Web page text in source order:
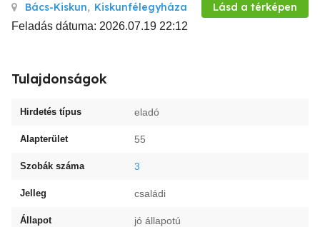
Bács-Kiskun, Kiskunfélegyháza Lásd a térképen
Feladás dátuma: 2026.07.19 22:12
Tulajdonságok
Hirdetés típus eladó
Alapterület 55
Szobák száma 3
Jelleg családi
Állapot jó állapotú